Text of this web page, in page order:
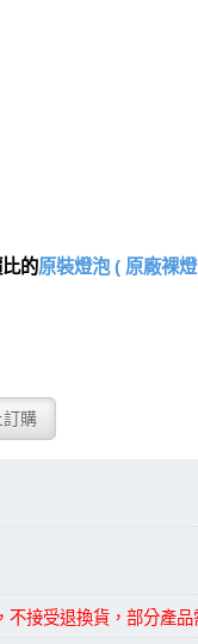
的原裝燈泡 ( 原廠裸
接受退換貨，部分產